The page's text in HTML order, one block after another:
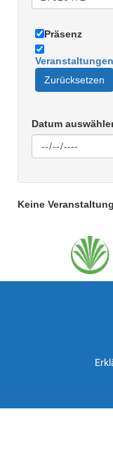
Präsenz
Zurücksetzen
Datum
Keine